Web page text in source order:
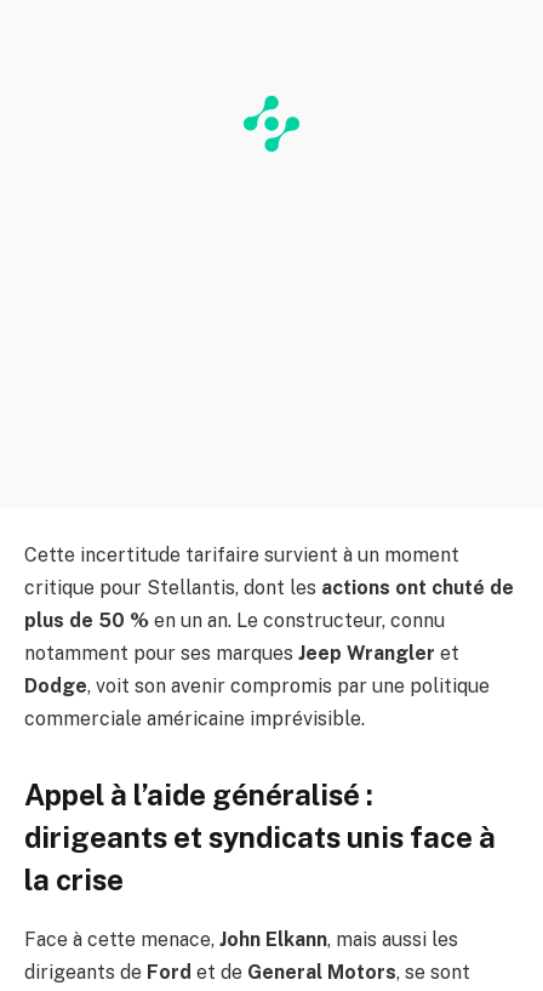
Cette incertitude tarifaire survient à un moment
critique pour Stellantis, dont les actions ont chuté de
plus de 50 % en un an. Le constructeur, connu
notamment pour ses marques Jeep Wrangler et
Dodge, voit son avenir compromis par une politique
commerciale américaine imprévisible.
Appel à l’aide généralisé :
dirigeants et syndicats unis face à
la crise
Face à cette menace, John Elkann, mais aussi les
dirigeants de Ford et de General Motors, se sont